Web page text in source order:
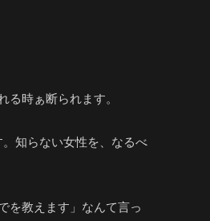
時ぁ断られます。
知らない女性を、なるべ
を教えます」なんて言っ